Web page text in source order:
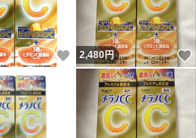
いいね！
2,480円